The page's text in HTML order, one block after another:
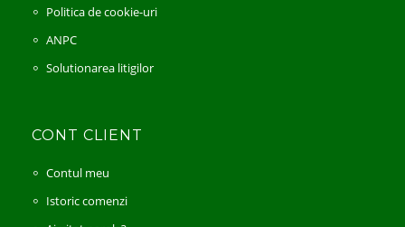
Politica de cookie-uri
ANPC
Solutionarea litigilor
CONT CLIENT
Contul meu
Istoric comenzi